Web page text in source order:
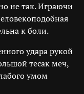
не так. Играючи
к боли.
удара рукой
тесак меч,
умом